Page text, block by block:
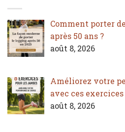
Comment porter
après 50 ans ?
août 8, 2026
Améliorez votre
avec ces exercices
août 8, 2026